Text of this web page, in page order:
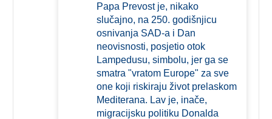
Papa Prevost je, nikako
slučajno, na 250. godišnjicu
osnivanja SAD-a i Dan
neovisnosti, posjetio otok
Lampedusu, simbolu, jer ga se
smatra "vratom Europe" za sve
one koji riskiraju život prelaskom
Mediterana. Lav je, inače,
migracijsku politiku Donalda